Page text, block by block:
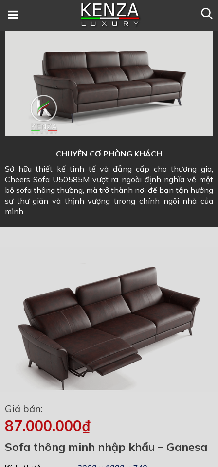
CHUYÊN CƠ PHÒNG KHÁCH
Sở hữu thiết kế tinh tế và đẳng cấp cho thương gia,
Cheers Sofa U50585M vượt ra ngoài định nghĩa về một
bộ sofa thông thường, mà trở thành nơi để bạn tận hưởng
sự thư giãn và thịnh vượng trrong chính ngôi nhà của
mình.
Giá bán:
87.000.000₫
Sofa thông minh nhập khẩu – Ganesa